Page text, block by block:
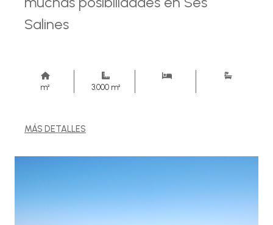
Salines
m² 3.000 m²
MÁS DETALLES